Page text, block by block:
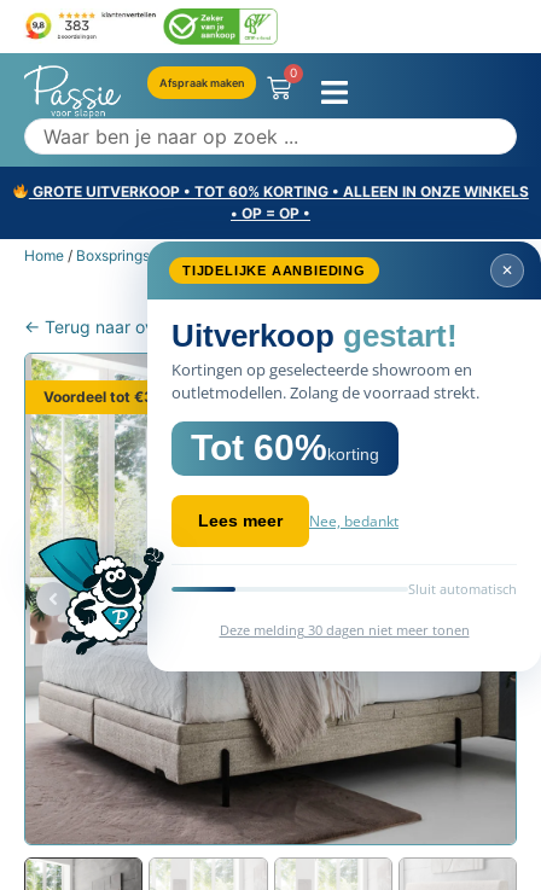
Afspraak maken
0
GROTE UITVERKOOP • TOT 60% KORTING • ALLEEN IN ONZE WINKELS
• OP = OP •
TIJDELIJKE AANBIEDING ✕
Uitverkoop gestart!
Kortingen op geselecteerde showroom en
outletmodellen. Zolang de voorraad strekt.
Tot 60%korting
Lees meer Nee, bedankt
Sluit automatisch
Deze melding 30 dagen niet meer tonen
Home / Boxsprings/ Velda Imagine boxspring elektrisch
Voordeel tot €369
← Terug naar overzicht